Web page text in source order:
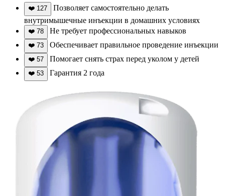
❤️ 127
Позволяет самостоятельно делать
внутримышечные инъекции в домашних условиях
❤️ 78 Не требует профессиональных навыков
❤️ 73 Обеспечивает правильное проведение инъекции
❤️ 57 Помогает снять страх перед уколом у детей
❤️ 53 Гарантия 2 года